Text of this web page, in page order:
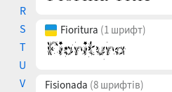
R
S
T
U
V
Fioritura (1 шрифт)
Fisionada (8 шрифтів)